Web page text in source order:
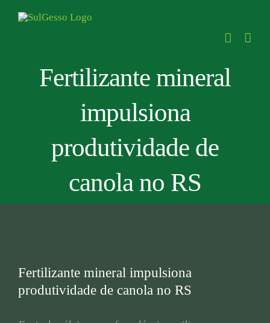
Fertilizante mineral
impulsiona
produtividade de
canola no RS
Fertilizante mineral impulsiona
produtividade de canola no RS